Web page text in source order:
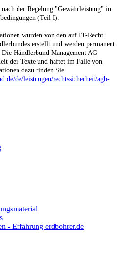
der Regelung "Gewährleistung" in
(Teil I).
wurden von den auf IT-Recht
erstellt und werden permanent
Händlerbund Management AG
der Texte und haftet im Falle von
dazu finden Sie
de/leistungen/rechtssicherheit/agb-
- Erfahrung erdbohrer.de